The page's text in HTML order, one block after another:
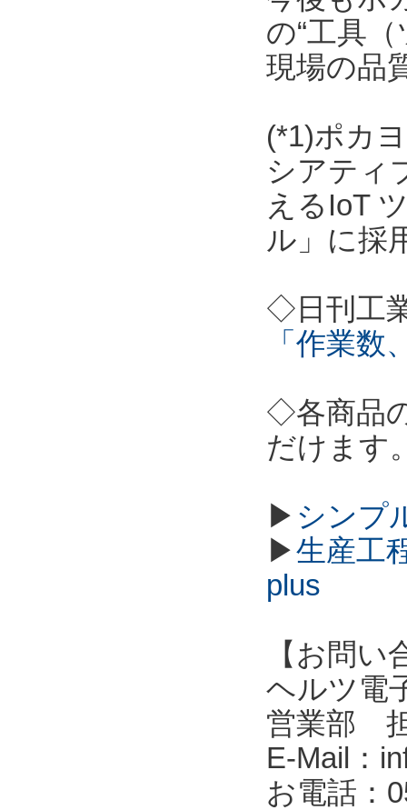
の“工具
現場の品
(*1)ポカ
シアティ
えるIoT
ル」に採
◇日刊工
「作業
◇各商品
だけます
▶ シンプ
▶生産工
plus
【お問い
ヘルツ電
営業部
E-Mail：
お電話：